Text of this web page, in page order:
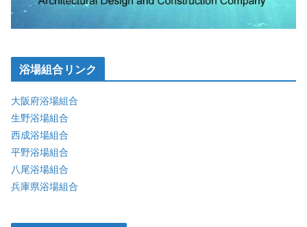
浴場組合リンク
大阪府浴場組合
生野浴場組合
西成浴場組合
平野浴場組合
八尾浴場組合
兵庫県浴場組合